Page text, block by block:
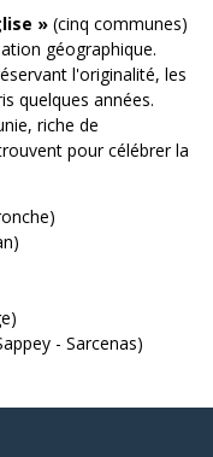
» (cinq communes)
géographique.
l'originalité, les
quelques années.
riche de
pour célébrer la
- Sarcenas)